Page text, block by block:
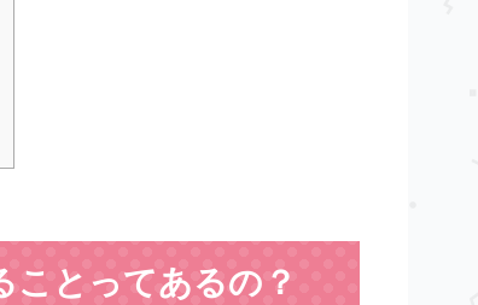
ことってあるの？